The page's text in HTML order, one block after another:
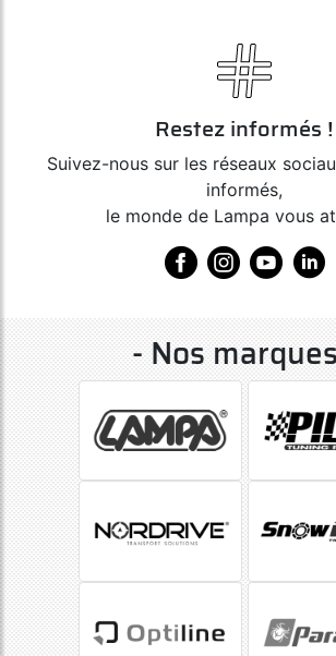
Restez informés !
Suivez-nous sur les réseaux
informés,
le monde de Lampa vous
- Nos